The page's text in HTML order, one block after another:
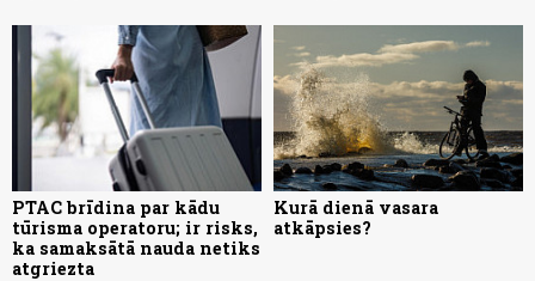
PTAC brīdina par kādu
tūrisma operatoru; ir risks,
ka samaksātā nauda netiks
atgriezta
Kurā dienā vasara
atkāpsies?